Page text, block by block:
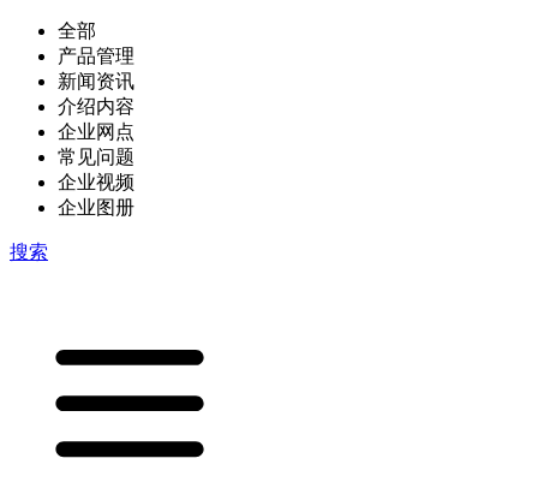
全部
产品管理
新闻资讯
介绍内容
企业网点
常见问题
企业视频
企业图册
搜索